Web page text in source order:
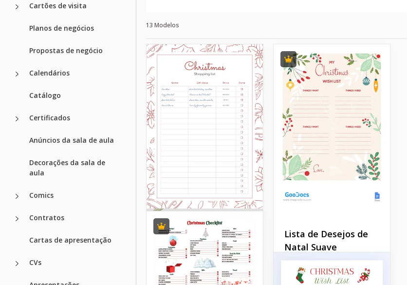
Cartões de visita
Planos de negócios
Propostas de negócio
Calendários
Catálogo
Certificados
Anúncios da sala de aula
Decorações da sala de
aula
Comics
Contratos
Cartas de apresentação
CVs
13 Modelos
Lista de Desejos de
Natal Suave
Escolher presentes de
Natal para membros da